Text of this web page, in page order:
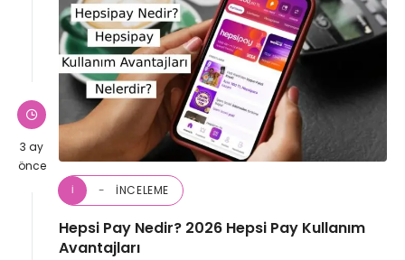
3 ay
önce
İ İNCELEME
Hepsi Pay Nedir? 2026 Hepsi Pay Kullanım
Avantajları